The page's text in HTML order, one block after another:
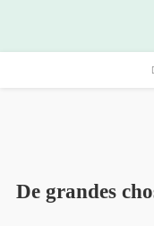
De grandes